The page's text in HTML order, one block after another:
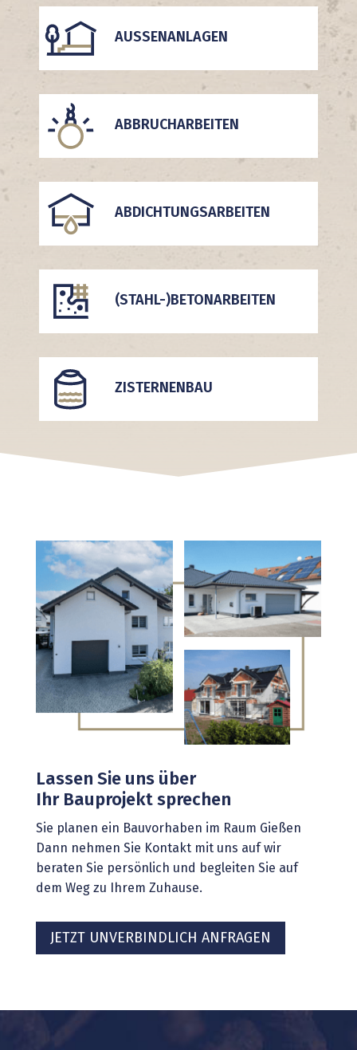
AUSSENANLAGEN
ABBRUCHARBEITEN
ABDICHTUNGSARBEITEN
(STAHL-)BETONARBEITEN
ZISTERNENBAU
Lassen Sie uns über
Ihr Bauprojekt sprechen
Sie planen ein Bauvorhaben im Raum Gießen
Dann nehmen Sie Kontakt mit uns auf wir
beraten Sie persönlich und begleiten Sie auf
dem Weg zu Ihrem Zuhause.
JETZT UNVERBINDLICH ANFRAGEN